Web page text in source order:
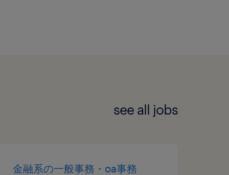
see all jobs
金融系の一般事務・oa事務